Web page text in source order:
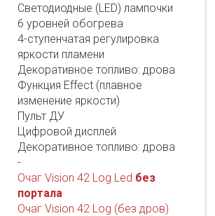
Светодиодные (LED) лампочки
6 уровней обогрева
4-ступенчатая регулировка
яркости пламени
Декоративное топливо: дрова
Функция Effect (плавное
изменение яркости)
Пульт ДУ
Цифровой дисплей
Декоративное топливо: дрова
-
Очаг Vision 42 Log Led без
портала
Очаг Vision 42 Log (без дров)